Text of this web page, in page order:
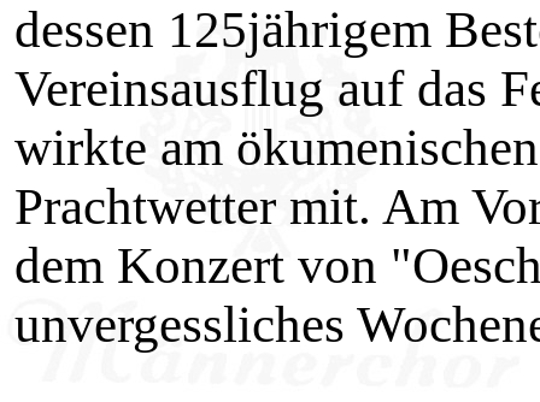
dessen 125jährigem
Vereinsausflug auf das
wirkte am
Prachtwetter mit. Am
dem Konzert von
unvergessliches